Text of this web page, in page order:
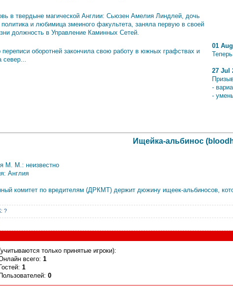
в твердыне магической Англии: Сьюзен Амелия Линдлей, дочь
политика и любимица змеиного факультета, заняла первую в своей
должность в Управление Каминных Сетей.
переписи оборотней закончила свою работу в южных графствах и
север...
01
27 Jul
-
-
Ищейка-альбинос
М. М.: неизвестно
Англия
комитет по вредителям (ДРКМТ) держит дюжину ищеек-альбиносов,
?
только принятые игроки):
всего: 1
Гостей: 1
Пользователей: 0